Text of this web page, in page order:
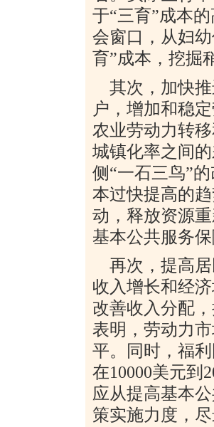
于“三育”成本
会窗口，从妇
育”成本，挖掘
其次，加快
户，增加和稳
农业劳动力转
城镇化率之间
侧“一石三鸟”
本过快提高的
动，释放资源
基本公共服务
再次，提高
收入增长和经
改善收入分配
表明，劳动力
平。同时，福
在10000美元到
应从提高基本
策实施力度，